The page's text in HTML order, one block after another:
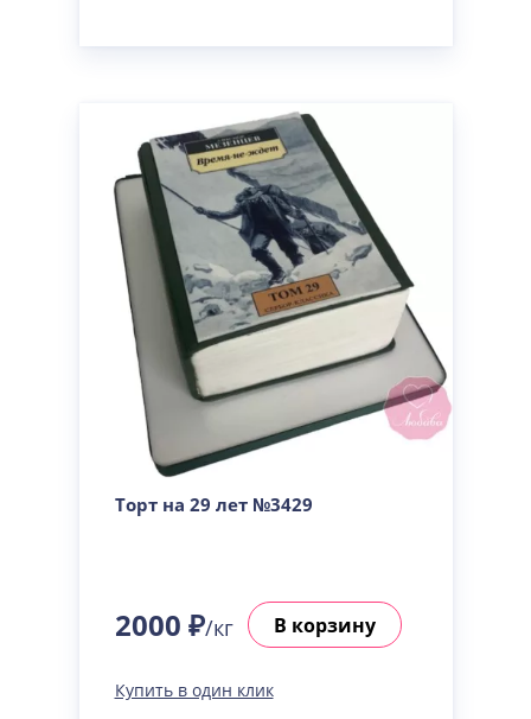
Торт на 29 лет №3429
2000 ₽/кг В корзину
Купить в один клик